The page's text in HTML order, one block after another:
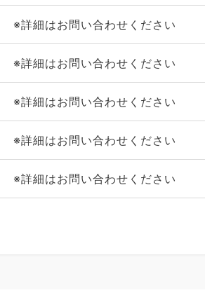
※詳細はお問い合わせください
※詳細はお問い合わせください
※詳細はお問い合わせください
※詳細はお問い合わせください
※詳細はお問い合わせください